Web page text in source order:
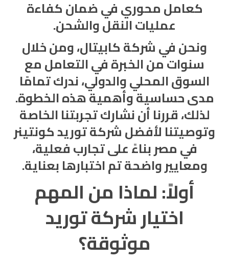
كعامل محوري في ضمان كفاءة
عمليات النقل والشحن.
ونحن فيشركة كابيتال، ومن خلال
سنوات من الخبرة في التعامل مع
السوق المحلي والدولي، ندرك تمامًا
مدى حساسية وأهمية هذه الخطوة.
لذلك، قررنا أن نشارك تجربتنا الخاصة
وتوصيتنا لأفضل شركة توريدكونتينر
في مصر بناءً على تجارب فعلية،
ومعايير واضحة تم اختبارها بعناية.
أولاً: لماذا من المهم
اختيار شركة توريد
موثوقة؟